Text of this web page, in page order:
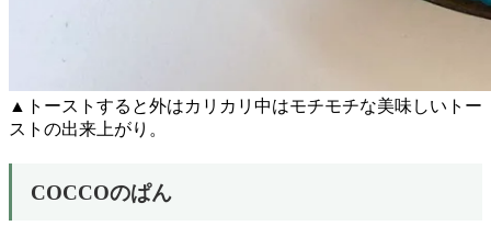
▲トーストすると外はカリカリ中はモチモチな美味しいトー
ストの出来上がり。
COCCOのぱん